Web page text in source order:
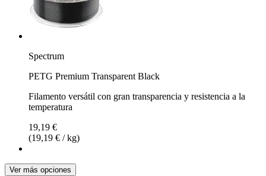
Spectrum
PETG Premium Transparent Black
Filamento versátil con gran transparencia y resistencia a la
temperatura
19,19 €
(19,19 € / kg)
Ver más opciones